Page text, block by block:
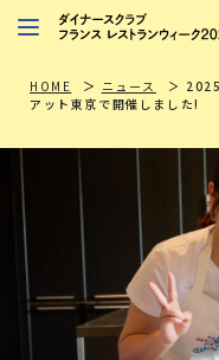
レストランを探す
ニュース
店舗/プレス向け
ダイナースクラブ 会員限定
HOME ニュース
アット東京で開催しました!